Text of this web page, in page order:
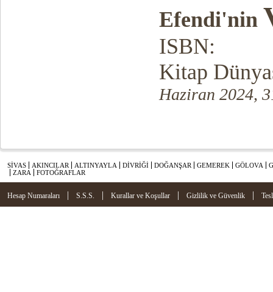
Efendi'nin
ISBN:
Kitap
Haziran 2024,
SİVAS AKINCILAR ALTINYAYLA DİVRİĞİ DOĞANŞAR GEMEREK GÖLOVA
ZARA
FOTOĞRAFLAR
Hesap Numaraları | S.S.S. | Kurallar ve Koşullar | Gizlilik ve Güvenlik |